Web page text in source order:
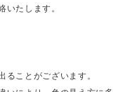
いたします。
ることがございます。